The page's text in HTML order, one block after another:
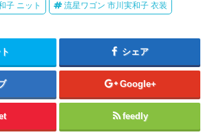
子 ニット 流星ワゴン 市川実和子 衣装
シェア
Google+
feedly